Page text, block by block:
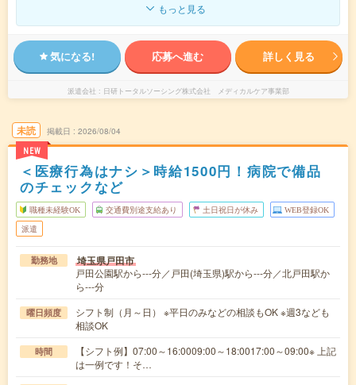
もっと見る
気になる! 応募へ進む 詳しく見る
派遣会社 日研トータルソーシング株式会社 メディカルケア事業部
未読
NEW
掲載日 2026/08/04
＜医療行為はナシ＞時給1500円！病院で備品
のチェックなど
職種未経験OK 交通費別途支給あり 土日祝日が休み WEB登録OK
派遣
勤務地 埼玉県戸田市
戸田公園駅から---分／戸田(埼玉県)駅から---分／北戸田駅か
ら---分
曜日頻度
シフト制（月～日） ※平日のみなどの相談もOK ※週3なども
相談OK
時間
【シフト例】07:00～16:0009:00～18:0017:00～09:00※ 上記
は一例です！そ…